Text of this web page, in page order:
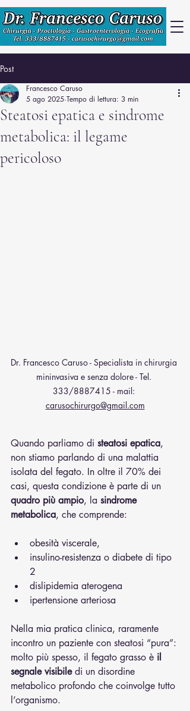
Post
Steatosi epatica e sindrome
metabolica: il legame
pericoloso
Francesco Caruso
5 ago 2025 Tempo di lettura: 3 min
Dr. Francesco Caruso - Specialista in chirurgia
mininvasiva e senza dolore - Tel.
333/8887415 - mail:
carusochirurgo@gmail.com
Quando parliamo di steatosi epatica,
non stiamo parlando di una malattia
isolata del fegato. In oltre il 70% dei
casi, questa condizione è parte di un
quadro più ampio, la sindrome
metabolica, che comprende:
obesità viscerale,
insulino-resistenza o diabete di tipo
2
dislipidemia aterogena
ipertensione arteriosa
Nella mia pratica clinica, raramente
incontro un paziente con steatosi “pura”:
molto più spesso, il fegato grasso è il
segnale visibile di un disordine
metabolico profondo che coinvolge tutto
l’organismo.